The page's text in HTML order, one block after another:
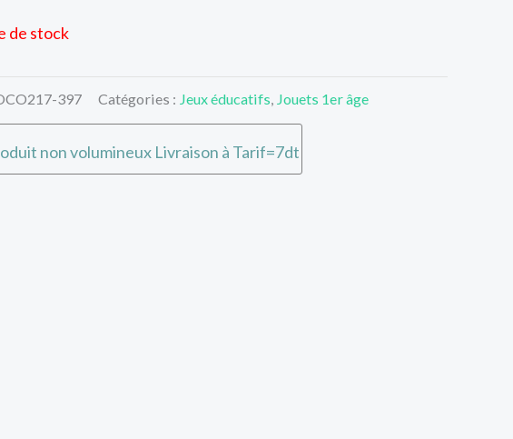
de stock
397 Catégories : Jeux éducatifs Jouets 1er âge
non volumineux Livraison à Tarif=7dt